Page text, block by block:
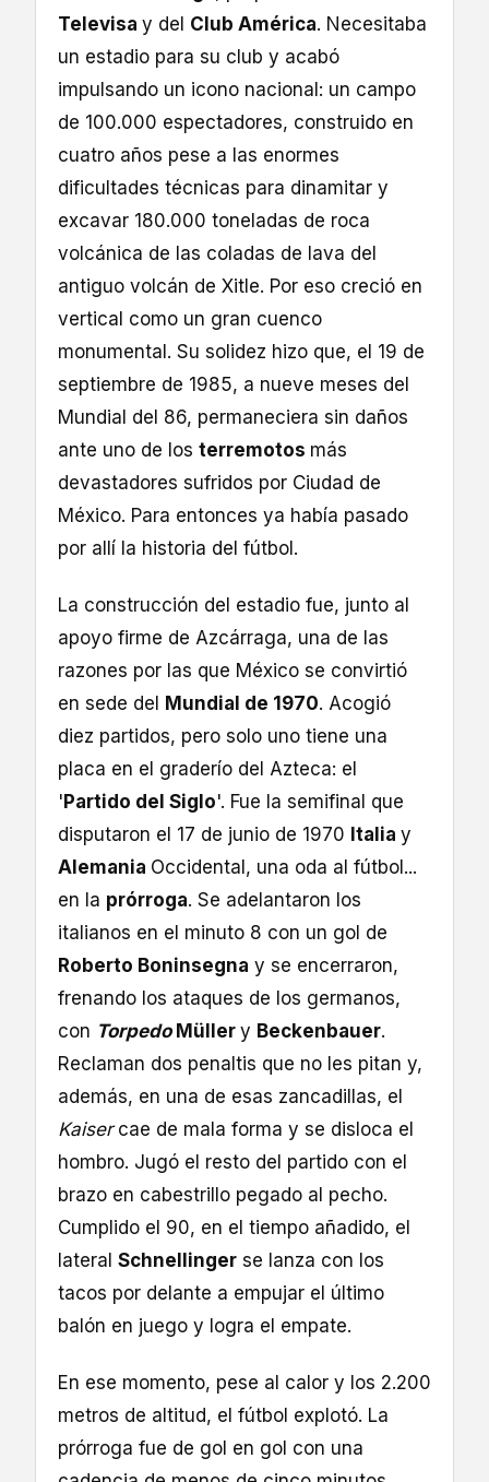
Televisa y del Club América. Necesitaba
un estadio para su club y acabó
impulsando un icono nacional: un campo
de 100.000 espectadores, construido en
cuatro años pese a las enormes
dificultades técnicas para dinamitar y
excavar 180.000 toneladas de roca
volcánica de las coladas de lava del
antiguo volcán de Xitle. Por eso creció en
vertical como un gran cuenco
monumental. Su solidez hizo que, el 19 de
septiembre de 1985, a nueve meses del
Mundial del 86, permaneciera sin daños
ante uno de los terremotos más
devastadores sufridos por Ciudad de
México. Para entonces ya había pasado
por allí la historia del fútbol.
La construcción del estadio fue, junto al
apoyo firme de Azcárraga, una de las
razones por las que México se convirtió
en sede del
Mundial de 1970. Acogió
diez partidos, pero solo uno tiene una
placa en el graderío del Azteca: el
' Partido del Siglo'. Fue la semifinal que
disputaron el 17 de junio de 1970 Italia y
Alemania Occidental, una oda al fútbol...
en la prórroga. Se adelantaron los
italianos en el minuto 8 con un gol de
Roberto Boninsegna y se encerraron,
frenando los ataques de los germanos,
con Torpedo Müller y Beckenbauer.
Reclaman dos penaltis que no les pitan y,
además, en una de esas zancadillas, el
Kaisercae de mala forma y se disloca el
hombro. Jugó el resto del partido con el
brazo en cabestrillo pegado al pecho.
Cumplido el 90, en el tiempo añadido, el
lateral Schnellinger se lanza con los
tacos por delante a empujar el último
balón en juego y logra el empate.
En ese momento, pese al calor y los 2.200
metros de altitud, el fútbol explotó. La
prórroga fue de gol en gol con una